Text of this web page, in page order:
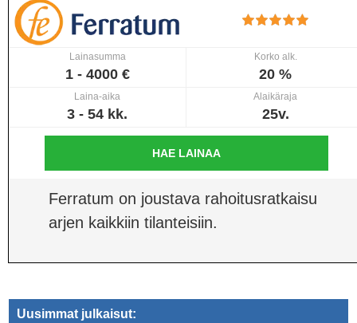
Lainasumma
1 - 4000 €
Korko alk.
20 %
Laina-aika
3 - 54 kk.
Alaikäraja
25v.
HAE LAINAA
Ferratum on joustava rahoitusratkaisu
arjen kaikkiin tilanteisiin.
Uusimmat julkaisut: